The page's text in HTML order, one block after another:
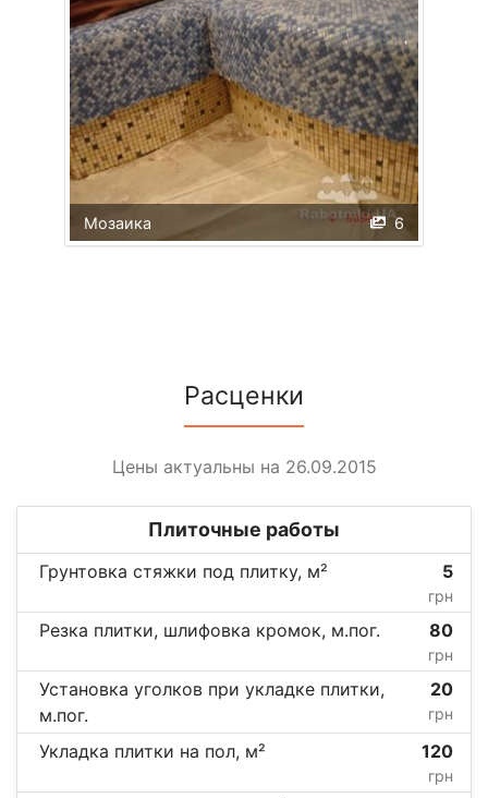
6
Мозаика
Расценки
Цены актуальны на 26.09.2015
Плиточные работы
Грунтовка стяжки под плитку, м² 5
грн
Резка плитки, шлифовка кромок, м.пог. 80
грн
Установка уголков при укладке плитки,
м.пог.
20
грн
Укладка плитки на пол, м² 120
грн